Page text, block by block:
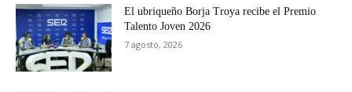
El ubriqueño Borja Troya recibe el Premio
Talento Joven 2026
7 agosto, 2026